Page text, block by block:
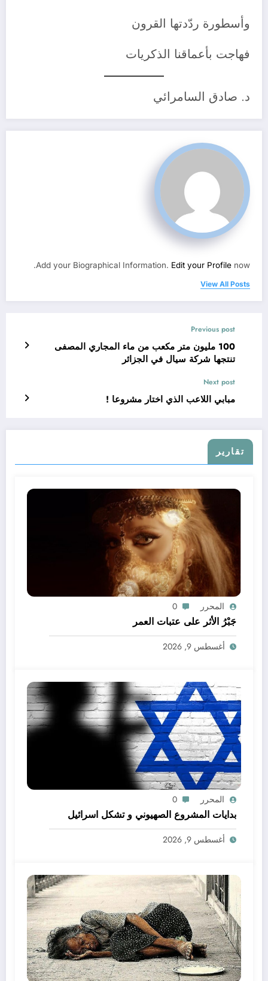
وأسطورة ردّدتها القرون
فهاجت بأعماقنا الذكريات
د. صادق السامرائي
Add your Biographical Information. Edit your Profile now.
View All Posts
Previous post
100 مليون متر مكعب من ماء المجاري المصفى
تنتجها شركة سيال في الجزائر
Next post
مبابي اللاعب الذي اختار مشروعا !
تقارير
المحرر 0
جَبْرُ الأثر على عتبات العمر
أغسطس 9, 2026
المحرر 0
بدايات المشروع الصهيوني و تشكل اسرائيل
أغسطس 9, 2026